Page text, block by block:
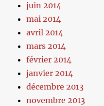
juin 2014
mai 2014
avril 2014
mars 2014
février 2014
janvier 2014
décembre 2013
novembre 2013